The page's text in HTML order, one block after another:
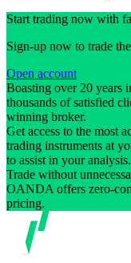
Start trading now with
Sign-up now to trade
Open account
Boasting over 20 years
thousands of satisfied
winning broker.
Get access to the most
trading instruments at
to assist in your analysis.
Trade without
OANDA offers zero-
pricing.